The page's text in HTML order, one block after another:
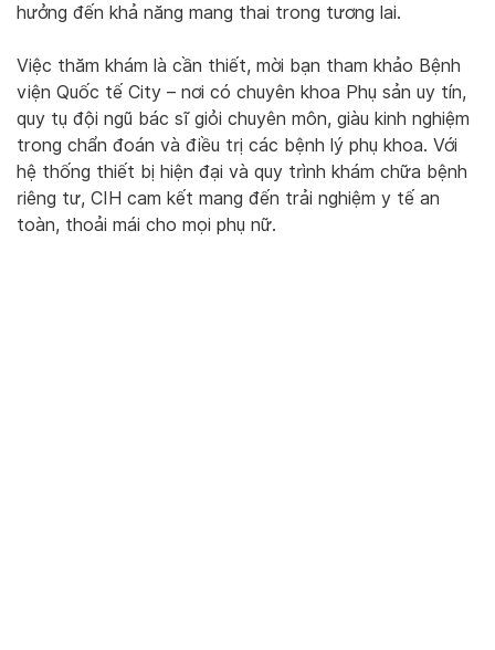
hưởng đến khả năng mang thai trong tương lai.
Việc thăm khám là cần thiết, mời bạn tham khảo Bệnh
viện Quốc tế City – nơi có chuyên khoa Phụ sản uy tín,
quy tụ đội ngũ bác sĩ giỏi chuyên môn, giàu kinh nghiệm
trong chẩn đoán và điều trị các bệnh lý phụ khoa. Với
hệ thống thiết bị hiện đại và quy trình khám chữa bệnh
riêng tư, CIH cam kết mang đến trải nghiệm y tế an
toàn, thoải mái cho mọi phụ nữ.